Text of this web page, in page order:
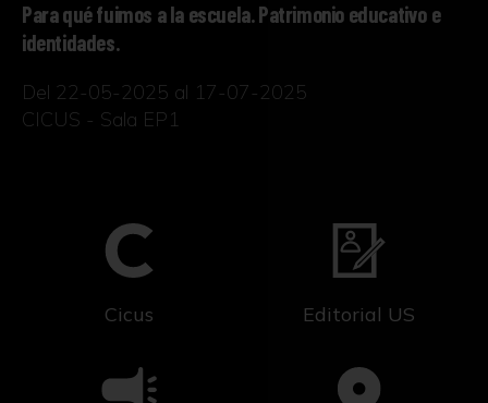
Para qué fuimos a la escuela. Patrimonio educativo e
identidades.
Del 22-05-2025 al 17-07-2025
CICUS - Sala EP1
Cicus Editorial US